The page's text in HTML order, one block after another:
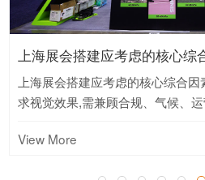
国际展会搭建避坑指南|外贸
国际展会搭建避坑指南,外贸
订单的核心战场,但搭建一旦
View More